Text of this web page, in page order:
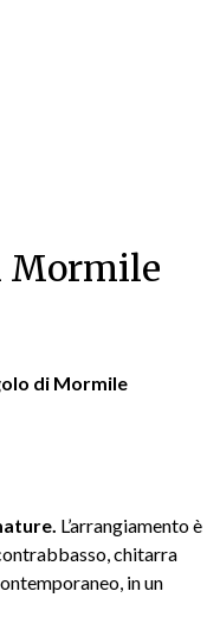
Mormile
di Mormile
L’arrangiamento è
chitarra
in un